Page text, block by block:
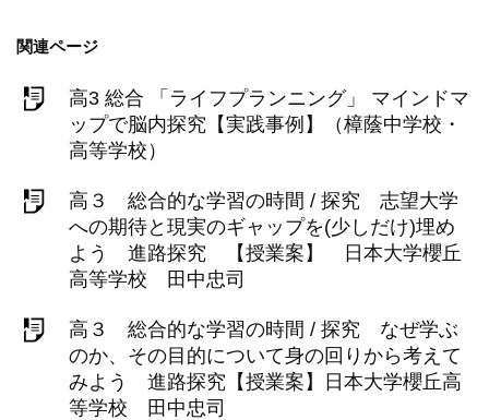
関連ページ
高3 総合 「ライフプランニング」 マインドマ
ップで脳内探究【実践事例】（樟蔭中学校・
高等学校）
高３ 総合的な学習の時間 / 探究 志望大学
への期待と現実のギャップを(少しだけ)埋め
よう 進路探究 【授業案】 日本大学櫻丘
高等学校 田中忠司
高３ 総合的な学習の時間 / 探究 なぜ学ぶ
のか、その目的について身の回りから考えて
みよう 進路探究【授業案】日本大学櫻丘高
等学校 田中忠司